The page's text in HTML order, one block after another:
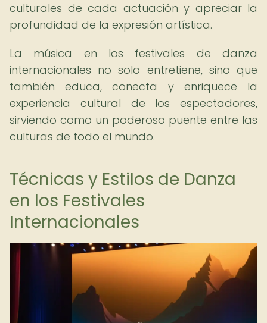
culturales de cada actuación y apreciar la
profundidad de la expresión artística.
La música en los festivales de danza
internacionales no solo entretiene, sino que
también educa, conecta y enriquece la
experiencia cultural de los espectadores,
sirviendo como un poderoso puente entre las
culturas de todo el mundo.
Técnicas y Estilos de Danza
en los Festivales
Internacionales